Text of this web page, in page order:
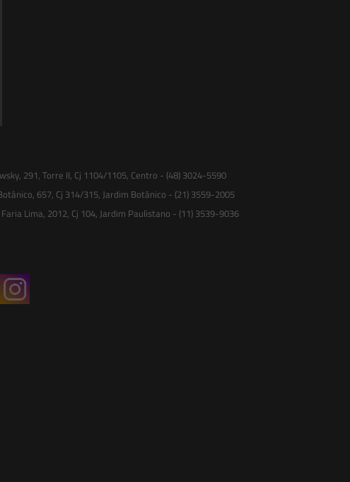
291, Torre II, Cj 1104/1105, Centro - (48) 3024-5590
657, Cj 314/315, Jardim Botânico - (21) 3559-2005
Lima, 2012, Cj 104, Jardim Paulistano - (11) 3539-9036